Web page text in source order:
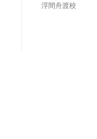
浮間舟渡校